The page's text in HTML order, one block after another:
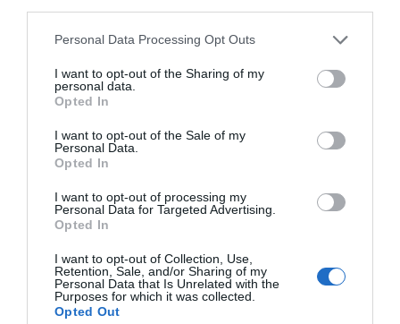
Personal Data Processing Opt Outs
I want to opt-out of the Sharing of my
personal data.
Opted In
I want to opt-out of the Sale of my
Personal Data.
Opted In
I want to opt-out of processing my
Personal Data for Targeted Advertising.
Opted In
I want to opt-out of Collection, Use,
Retention, Sale, and/or Sharing of my
Personal Data that Is Unrelated with the
Purposes for which it was collected.
Opted Out
una llarga trajectòria i una forta implicació en la vida
cultural i social del municipi, convertit en una
treball desinteressat i la seua capacitat de mobilització
en suport de causes benèfiques.
El premi a la Solidaritat
el futbol base en una ferramenta de solidaritat.
Després de huit edicions,
recaptar més de 150.000 euros destinats a la
investigació contra el càncer infantil, convertint-se en
un dels esdeveniments benèfics més destacats de la